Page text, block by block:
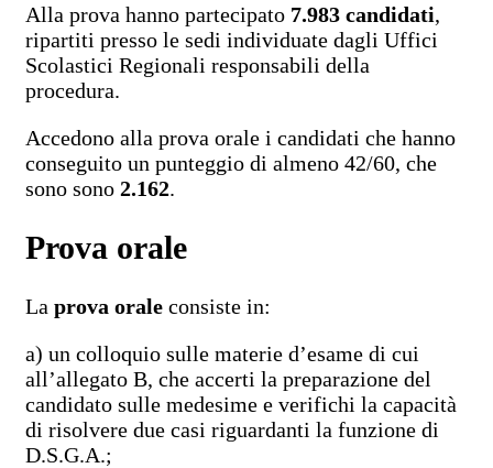
Alla prova hanno partecipato 7.983 candidati,
ripartiti presso le sedi individuate dagli Uffici
Scolastici Regionali responsabili della
procedura.
Accedono alla prova orale i candidati che hanno
conseguito un punteggio di almeno 42/60, che
sono sono 2.162.
Prova orale
La prova orale consiste in:
a) un colloquio sulle materie d’esame di cui
all’allegato B, che accerti la preparazione del
candidato sulle medesime e verifichi la capacità
di risolvere due casi riguardanti la funzione di
D.S.G.A.;